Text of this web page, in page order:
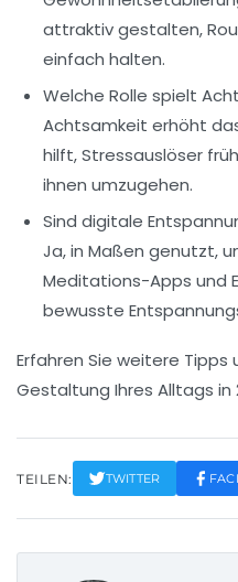
attraktiv gestalten,
einfach halten.
Welche Rolle spielt
Achtsamkeit erhöht
hilft, Stressauslöser
ihnen umzugehen.
Sind digitale
Ja, in Maßen genutzt,
Meditations-Apps und
bewusste
Erfahren Sie weitere
Gestaltung Ihres Alltags in
TEILEN: TWITTER